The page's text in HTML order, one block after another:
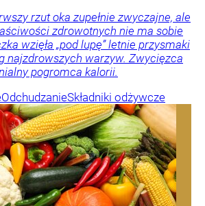
rzut oka zupełnie zwyczajne, ale
zdrowotnych nie ma sobie
wzięła „pod lupę” letnie przysmaki
najzdrowszych warzyw. Zwycięzca
pogromca kalorii.
OdchudzanieSkładniki odżywcze